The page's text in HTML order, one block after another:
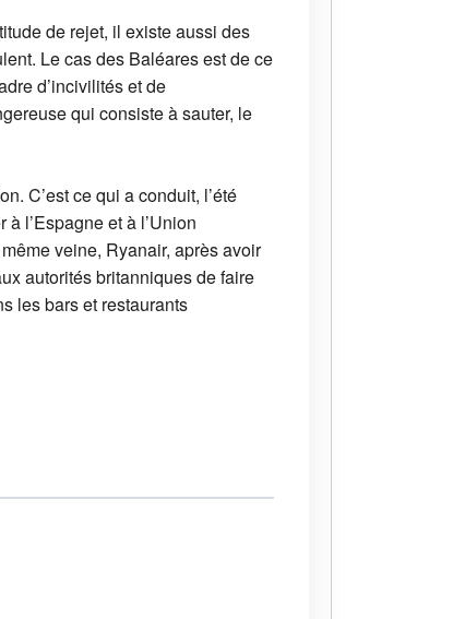
de rejet, il existe aussi des
Le cas des Baléares est de ce
d’incivilités et de
qui consiste à sauter, le
C’est ce qui a conduit, l’été
l’Espagne et à l’Union
veine, Ryanair, après avoir
autorités britanniques de faire
les bars et restaurants